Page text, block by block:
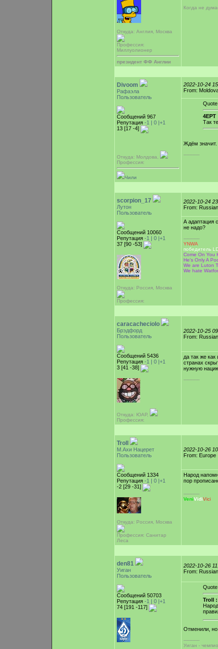
Откуда: Англия, Москва
Профессия:
Миллуолионер
президент ФФ Англии
Когда не
Divoom
Рафаэла
Пользователь
Сообщений 967
Репутация -1 | 0 |+1
13 [17 -4]
Откуда: Молдова,
Профессия:
Чили
2022-10-24
From:
Quote
4EPT
Так
Ждём значит.
-----------
scorpion_17
Лутон
Пользователь
Сообщений 10060
Репутация -1 | 0 |+1
37 [90 -53]
Откуда: Россия, Москва
Профессия:
2022-10-24
From:
А адаптация
не надо?
-----------
YNWA
победитель
Come On You
He's Only A
We are Luton
We hate
caracacheciolo
Брэдфорд
Пользователь
Сообщений 5436
Репутация -1 | 0 |+1
3 [41 -38]
Откуда: ЮАР,
Профессия:
2022-10-25
From:
да так же
странах
нужную
-----------
Troll
М.Ахи Нацерет
Пользователь
Сообщений 1334
Репутация -1 | 0 |+1
-2 [29 -31]
Откуда: Россия, Москва
Профессия: Санитар
Леса
2022-10-26
From: Europe
Народ
пор
-----------
VeniVidiVici
den81
Уиган
Пользователь
Сообщений 50703
Репутация -1 | 0 |+1
74 [191 -117]
2022-10-26
From:
Quote
Troll :
Отменили, но
-----------
Уиган -